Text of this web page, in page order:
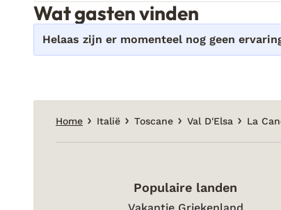
Wat gasten vinden
Helaas zijn er momenteel nog geen
Home Italië Toscane Val D'Elsa La
Populaire landen